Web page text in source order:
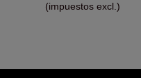
(impuestos excl.)